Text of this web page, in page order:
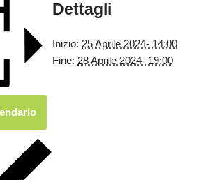
Dettagli
Inizio: 25 Aprile 2024- 14:00
Fine: 28 Aprile 2024- 19:00